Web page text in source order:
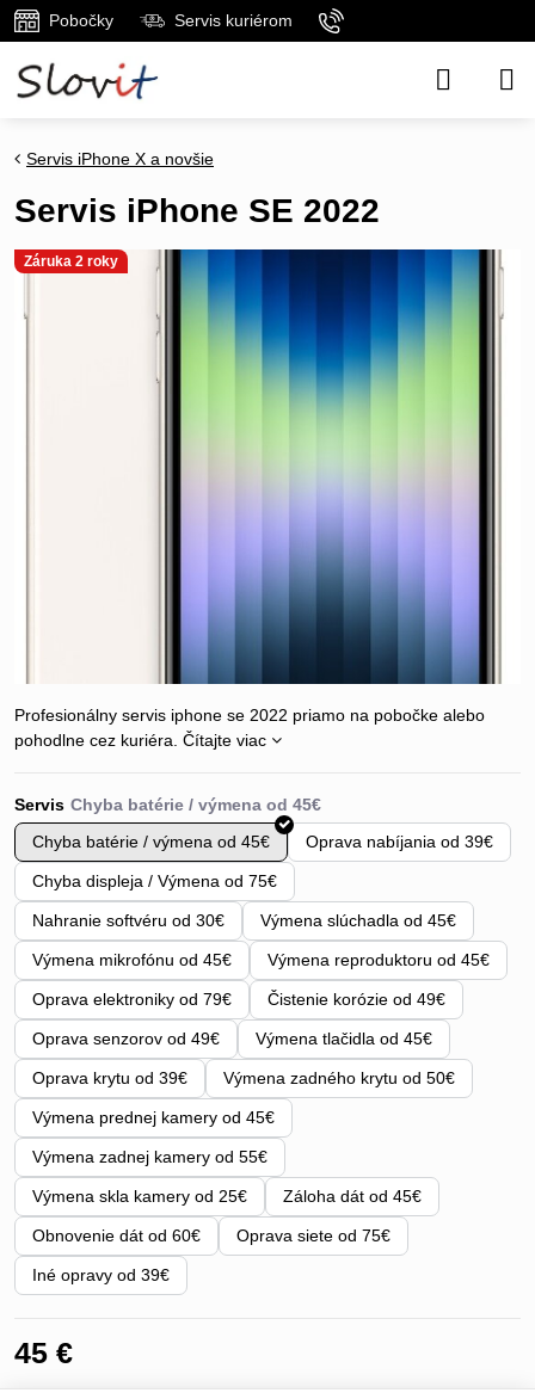
Pobočky Servis kuriérom
Záruka 2 roky
Servis iPhone X a novšie
Servis iPhone SE 2022
Profesionálny servis iphone se 2022 priamo na pobočke alebo
pohodlne cez kuriéra. Čítajte viac
Servis
Chyba batérie / výmena od 45€
Oprava nabíjania od 39€
Chyba displeja / Výmena od 75€
Nahranie softvéru od 30€ Výmena slúchadla od 45€
Výmena mikrofónu od 45€ Výmena reproduktoru od 45€
Oprava elektroniky od 79€ Čistenie korózie od 49€
Oprava senzorov od 49€ Výmena tlačidla od 45€
Oprava krytu od 39€ Výmena zadného krytu od 50€
Výmena prednej kamery od 45€
Výmena zadnej kamery od 55€
Výmena skla kamery od 25€ Záloha dát od 45€
Obnovenie dát od 60€ Oprava siete od 75€
Iné opravy od 39€
45 €